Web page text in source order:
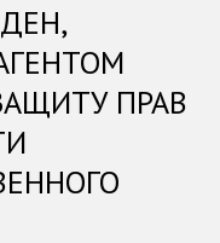
ПРАВ